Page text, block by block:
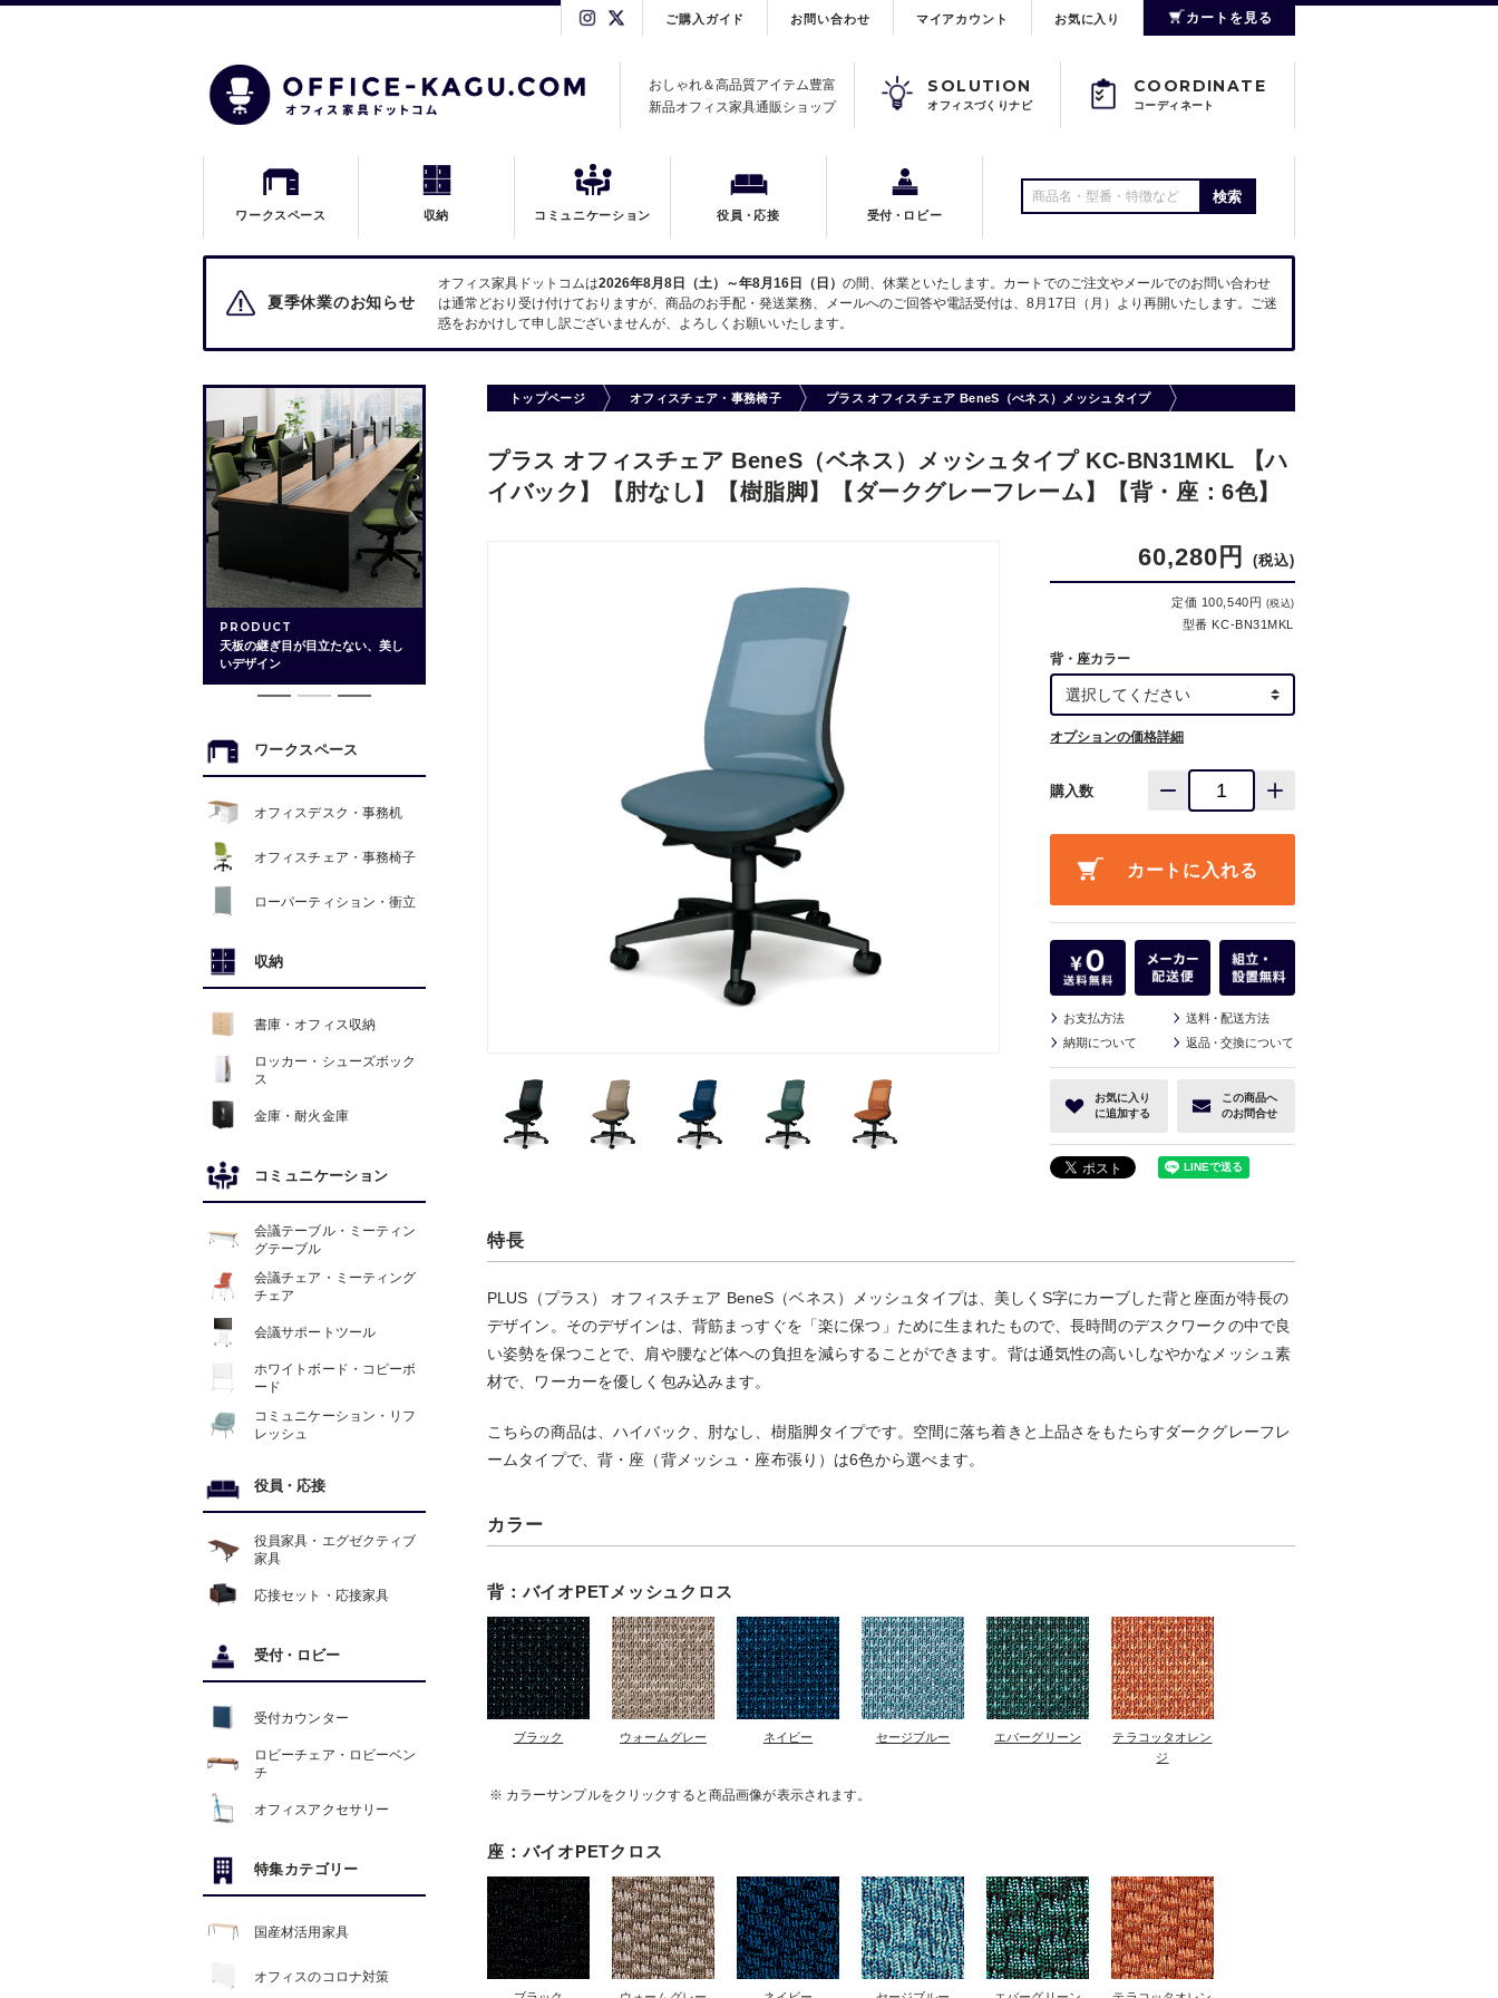
おしゃれ＆高品質アイテム豊富
新品オフィス家具通販ショップ
カートを見る
ご購入ガイド お問い合わせ マイアカウント お気に入り
ワークスペース 収納 コミュニケーション 役員 ・応接 受付・ ロビー
検索
SOLUTION
オフィスづくりナビ
COORDINATE
コーディネート
夏季休業のお知らせ
オフィス家具ドットコムは2026年8月8日（土）～年8月16日（日） の間、休業といたします。カートでのご注文やメールでのお問い合わせ
は通常どおり受け付けておりますが、商品のお手配・発送業務、メールへのご回答や電話受付は、8月17日（月）より再開いたします。ご迷
惑をおかけして申し訳ございませんが、よろしくお願いいたします。
トップページ オフィスチェア・事務椅子 プラス オフィスチェア BeneS（べネス）メッシュタイプ
プラス オフィスチェア BeneS（ベネス）メッシュタイプ KC-BN31MKL 【ハ
イバック】【肘なし】【樹脂脚】【ダークグレーフレーム】【背・座：6色】
60,280円 (税込)
定価 100,540円 (税込)
型番 KC-BN31MKL
背・座カラー
オプションの価格詳細
購入数
お支払方法 送料・配送方法
納期について
返品・交換について
お気に入り
に追加する
この商品へ
のお問合せ
特長
PLUS（プラス） オフィスチェア BeneS（ベネス）メッシュタイプは、美しくS字にカーブした背と座面が特長の
デザイン。そのデザインは、背筋まっすぐを「楽に保つ」ために生まれたもので、長時間のデスクワークの中で良
い姿勢を保つことで、肩や腰など体への負担を減らすることができます。背は通気性の高いしなやかなメッシュ素
材で、ワーカーを優しく包み込みます。
こちらの商品は、ハイバック、肘なし、樹脂脚タイプです。空間に落ち着きと上品さをもたらすダークグレーフレ
ームタイプで、背・座（背メッシュ・座布張り）は6色から選べます。
カラー
背：バイオPETメッシュクロス
ブラック ウォームグレー ネイビー セージブルー エバーグリーン
テラコッタオレン
ジ
カラーサンプルをクリックすると商品画像が表示されます。
座：バイオPETクロス
PRODUCT
天板の継ぎ目が目立たない、美し
いデザイン
ワークスペース
オフィスデスク・事務机
オフィスチェア・事務椅子
ローパーティション・衝立
収納
書庫・オフィス収納
ロッカー・シューズボック
ス
金庫・耐火金庫
コミュニケーション
会議テーブル・ミーティン
グテーブル
会議チェア・ミーティング
チェア
会議サポートツール
ホワイトボード・コピーボ
ード
コミュニケーション・リフ
レッシュ
役員 ・応接
役員家具・エグゼクティブ
家具
応接セット・応接家具
受付・ ロビー
受付カウンター
ロビーチェア・ロビーベン
チ
オフィスアクセサリー
特集カテゴリー
国産材活用家具
オフィスのコロナ対策